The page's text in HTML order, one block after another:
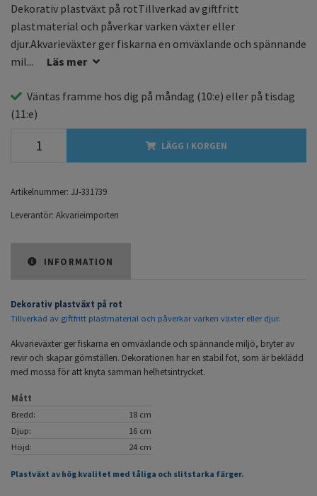
Dekorativ plastväxt på rotTillverkad av giftfritt
plastmaterial och påverkar varken växter eller
djur.Akvarieväxter ger fiskarna en omväxlande och spännande
mil...
Läs mer
Väntas framme hos dig på måndag (10:e) eller på tisdag
(11:e)
LÄGG I KORGEN
Artikelnummer: JJ-331739
Leverantör: Akvarieimporten
INFORMATION
Dekorativ plastväxt på rot
Tillverkad av giftfritt plastmaterial och påverkar varken växter eller djur.
Akvarieväxter ger fiskarna en omväxlande och spännande miljö, bryter av
revir och skapar gömställen. Dekorationen har en stabil fot, som är beklädd
med mossa för att knyta samman helhetsintrycket.
Mått
Bredd:
18 cm
Djup:
16 cm
Höjd:
24 cm
Plastväxt av hög kvalitet med tåliga och slitstarka färger.